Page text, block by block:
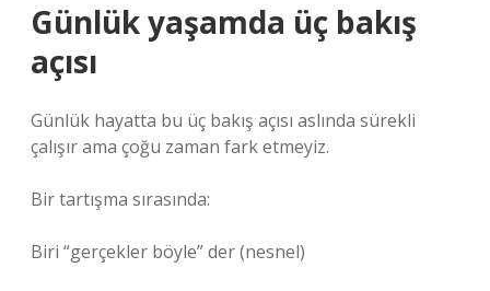
Günlük yaşamda üç bakış
açısı
Günlük hayatta bu üç bakış açısı aslında sürekli
çalışır ama çoğu zaman fark etmeyiz.
Bir tartışma sırasında:
Biri “gerçekler böyle” der (nesnel)